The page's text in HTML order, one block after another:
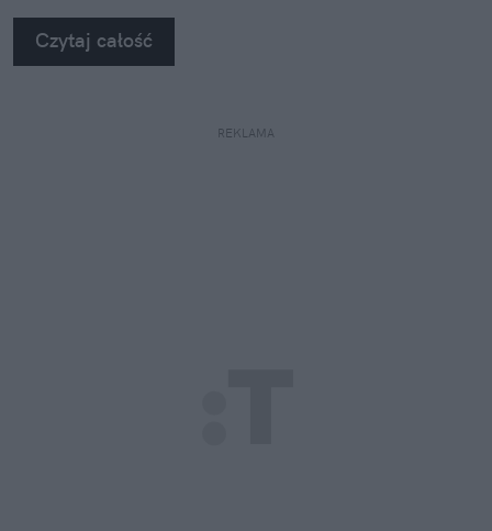
na własne oczy zobaczyć, jak profesjonaliści radzą
sobie z takimi uszkodzeniami.
Czytaj całość
REKLAMA